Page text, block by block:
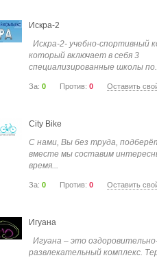
Искра-2
Искра-2- учебно-спортивный
который включает в себя 3
специализированные школы
За: 0 Против: 0 Оставить
City Bike
С нами, Вы без труда,
вместе мы составим
время...
За: 0 Против: 0 Оставить
Игуана
Игуана – это
развлекательный комплекс.